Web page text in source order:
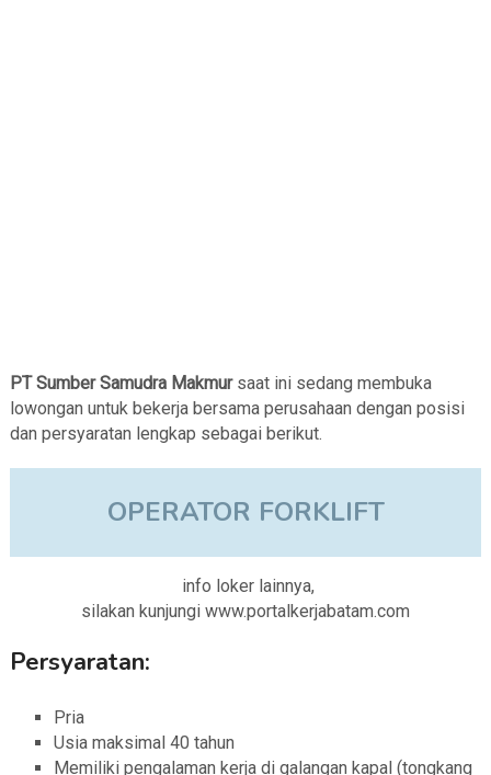
PT Sumber Samudra Makmur saat ini sedang membuka
lowongan untuk bekerja bersama perusahaan dengan posisi
dan persyaratan lengkap sebagai berikut.
OPERATOR FORKLIFT
info loker lainnya,
silakan kunjungi www.portalkerjabatam.com
Persyaratan:
Pria
Usia maksimal 40 tahun
Memiliki pengalaman kerja di galangan kapal (tongkang